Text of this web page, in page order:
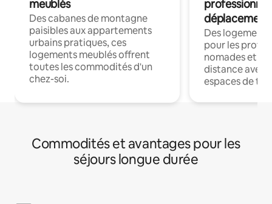
meublés
Des cabanes de montagne
paisibles aux appartements
urbains pratiques, ces
logements meublés offrent
toutes les commodités d'un
chez-soi.
déplacement
Des
pour les
nomades et
distance avec
espaces de
Commodités et avantages pour les
séjours longue durée